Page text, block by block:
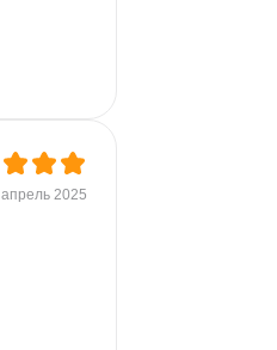
апрель 2025